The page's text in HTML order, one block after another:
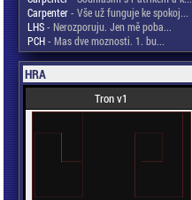
Carpenter- Vše už funguje ke spokoj...
LHS- Nerozporuju. Jen mě poba...
PCH- Mas dve moznosti. 1. bu...
HRA
Tron v1